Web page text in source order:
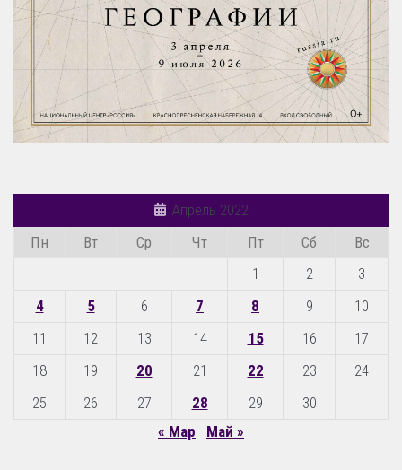
Апрель 2022
Пн
Вт Ср Чт Пт Сб
Вс
1
2
3
4
5 6 7 8 9
10
11
12 13 14 15 16
17
18
19 20 21 22 23
24
25
26 27 28 29
30
« Мар
Май »